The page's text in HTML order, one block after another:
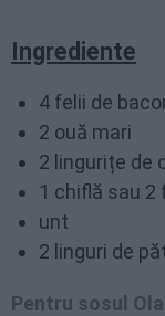
Ingrediente
4 felii de
2 ouă mari
2 lingurițe de
1 chiflă sau 2
unt
2 linguri de
Pentru sosul